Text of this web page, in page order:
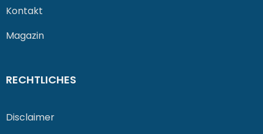
Kontakt
Magazin
RECHTLICHES
Disclaimer